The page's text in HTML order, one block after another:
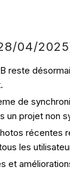
04/
reste
de
un projet non
récentes
les
et